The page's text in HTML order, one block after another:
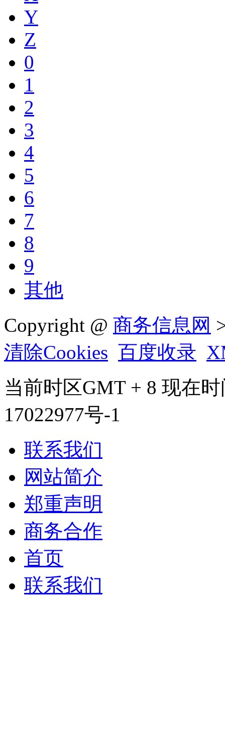
Y
Z
0
1
2
3
4
5
6
7
8
9
其他
Copyright @ 商务信息网
清除Cookies 百度收录
当前时区GMT + 8 现在
17022977号-1
联系我们
网站简介
郑重声明
商务合作
首页
联系我们